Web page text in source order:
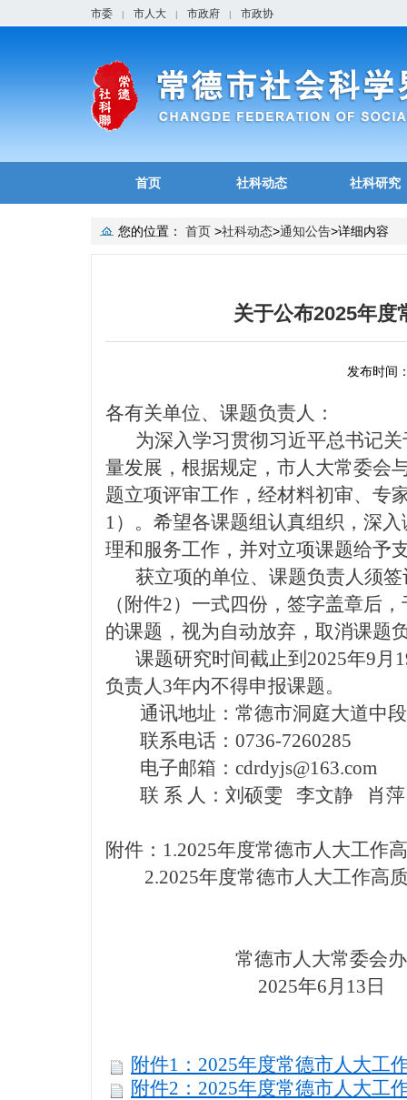
市委 | 市人大 | 市政府 | 市政协
首页 社科动态 社科研究
您的位置： 首页 >社科动态>通知公告>详细内容
关于公布2025年度
发布时间
各有关单位、课题负责人：
为深入学习贯彻习近平总书记
量发展，根据规定，市人大常委会
题立项评审工作，经材料初审、专
1）。希望各课题组认真组织，深
理和服务工作，并对立项课题给予
获立项的单位、课题负责人须
（附件2）一式四份，签字盖章后
的课题，视为自动放弃，取消课题
课题研究时间截止到2025年9月
负责人3年内不得申报课题。
通讯地址：常德市洞庭大道中
联系电话：0736-7260285
电子邮箱：cdrdyjs@163.com
联 系 人：刘硕雯 李文静 肖萍
附件：1.2025年度常德市人大工作
2.2025年度常德市人大工作高
常德市人大常委会办
2025年6月13日
附件1：2025年度常德市人大工
附件2：2025年度常德市人大工